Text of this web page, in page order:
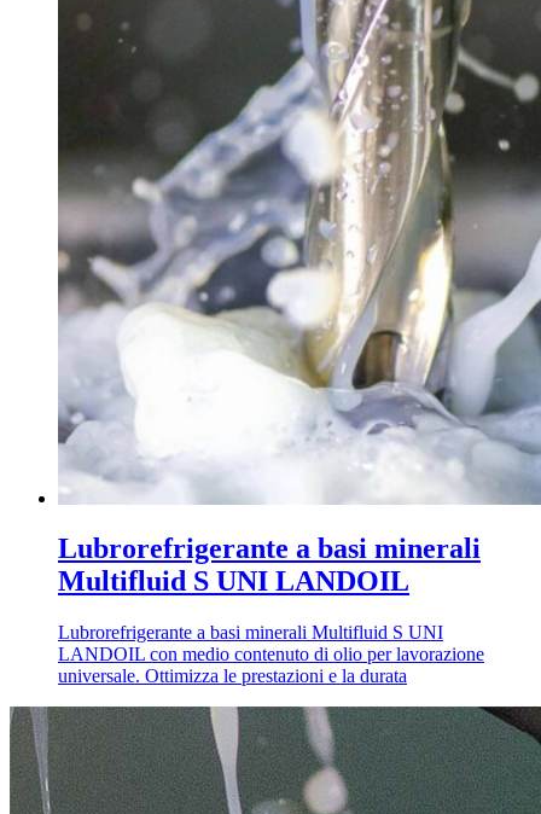
Lubrorefrigerante a basi minerali
Multifluid S UNI LANDOIL
Lubrorefrigerante a basi minerali Multifluid S UNI
LANDOIL con medio contenuto di olio per lavorazione
universale. Ottimizza le prestazioni e la durata